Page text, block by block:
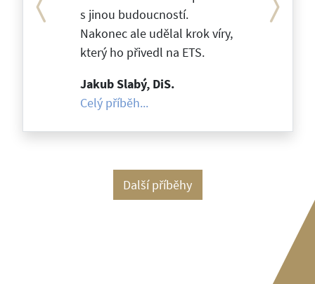
s jinou budoucností.
Nakonec ale udělal krok víry,
který ho přivedl na ETS.
Jakub Slabý, DiS.
Celý příběh...
Další příběhy